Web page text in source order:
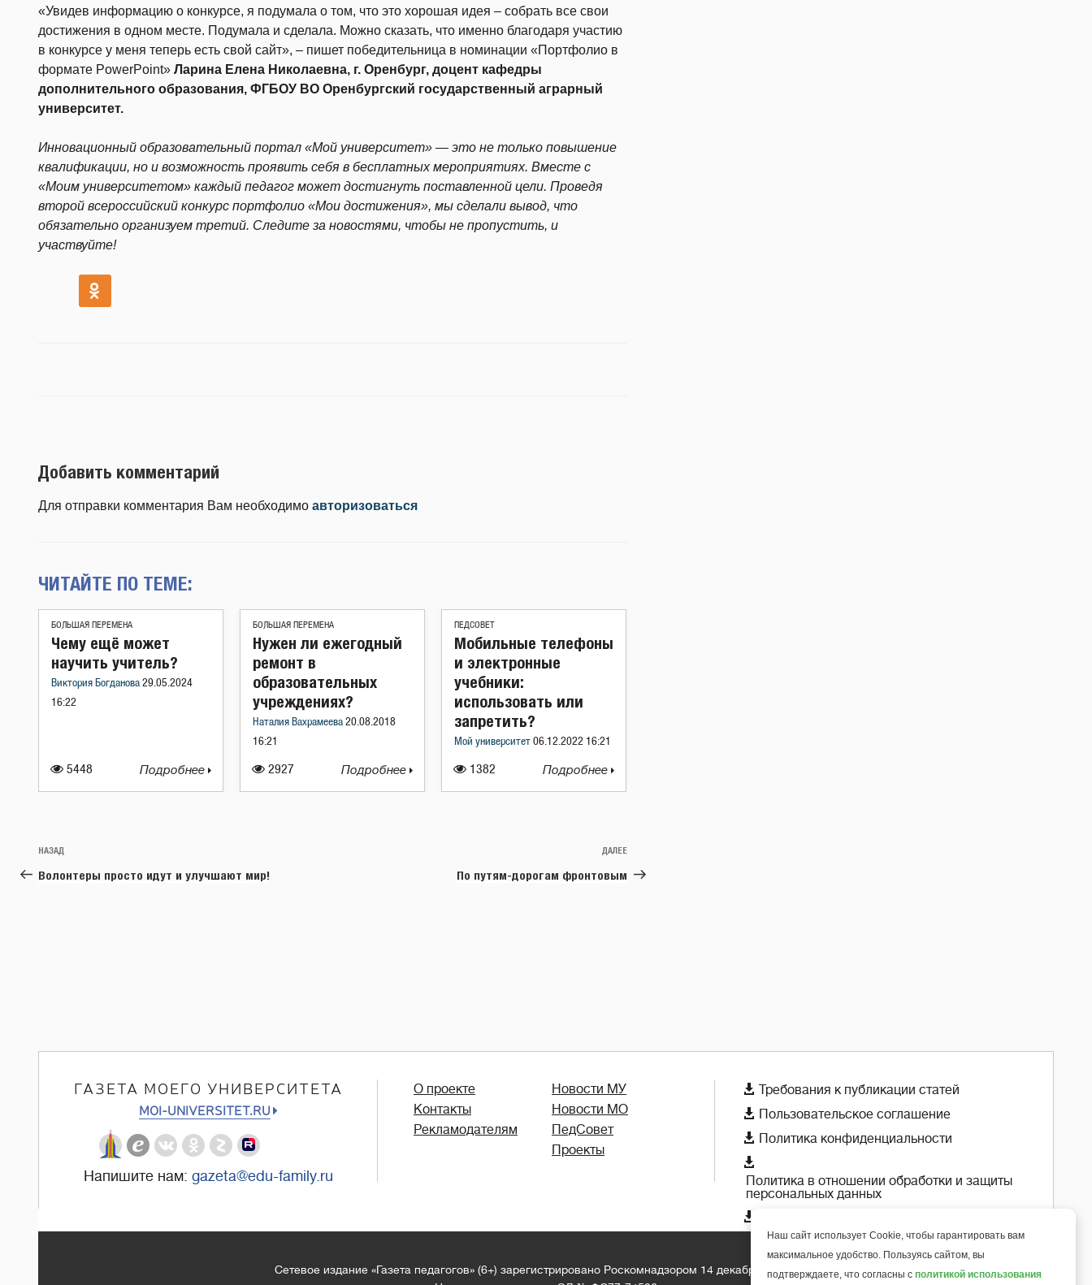
«Увидев информацию о конкурсе, я подумала о том, что это хорошая идея – собрать все свои
достижения в одном месте. Подумала и сделала. Можно сказать, что именно благодаря участию
в конкурсе у меня теперь есть свой сайт», – пишет победительница в номинации «Портфолио в
формате PowerPoint» Ларина Елена Николаевна, г. Оренбург, доцент кафедры
дополнительного образования, ФГБОУ ВО Оренбургский государственный аграрный
университет.
Инновационный образовательный портал «Мой университет» — это не только повышение
квалификации, но и возможность проявить себя в бесплатных мероприятиях. Вместе с
«Моим университетом» каждый педагог может достигнуть поставленной цели. Проведя
второй всероссийский конкурс портфолио «Мои достижения», мы сделали вывод, что
обязательно организуем третий. Следите за новостями, чтобы не пропустить, и
участвуйте!
Добавить комментарий
Для отправки комментария Вам необходимо авторизоваться
ЧИТАЙТЕ ПО ТЕМЕ:
БОЛЬШАЯ ПЕРЕМЕНА
5448
Чему ещё может
научить учитель?
Виктория Богданова 29.05.2024
16:22
Подробнее
БОЛЬШАЯ ПЕРЕМЕНА
2927
Нужен ли ежегодный
ремонт в
образовательных
учреждениях?
Наталия Вахрамеева 20.08.2018
16:21
Подробнее
ПЕДСОВЕТ
1382
Мобильные телефоны
и электронные
учебники:
использовать или
запретить?
Мой университет 06.12.2022 16:21
Подробнее
Навигация
по
Предыдущая
запись:
НАЗАД
Волонтеры просто идут и улучшают мир!
Следующая
запись
ДАЛЕЕ
По путям-дорогам фронтовым
ГАЗЕТА МОЕГО УНИВЕРСИТЕТА
MOI-UNIVERSITET.RU
Напишите нам: gazeta@edu-family.ru
О проекте
Контакты
Рекламодателям
Новости МУ
Новости МО
ПедСовет
Проекты
 Требования к публикации статей
 Пользовательское соглашение
 Политика конфиденциальности

Политика в отношении обработки и защиты
персональных данных

Сетевое издание «Газета педагогов» (6+) зарегистрировано Роскомнадзором 14 декабря 2018 года
6+
Наш сайт использует Cookie, чтобы гарантировать вам
максимальное удобство. Пользуясь сайтом, вы
подтверждаете, что согласны с политикой использования